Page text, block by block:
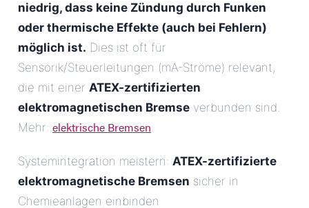
niedrig, dass keine Zündung durch Funken
oder thermische Effekte (auch bei Fehlern)
möglich ist. Dies ist oft für
Sensorik/Steuerleitungen (mA-Ströme) relevant,
die mit einer ATEX-zertifizierten
elektromagnetischen Bremse verbunden sind.
Mehr: elektrische Bremsen.
Systemintegration meistern: ATEX-zertifizierte
elektromagnetische Bremsen sicher in
Chemieanlagen einbinden